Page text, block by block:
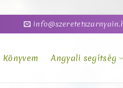
Könyvem Angyali segítség